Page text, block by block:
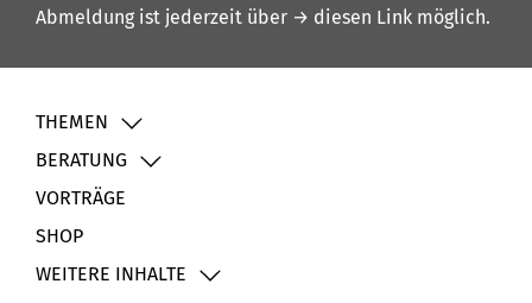
Abmeldung ist jederzeit über → diesen Link möglich.
THEMEN
BERATUNG
VORTRÄGE
SHOP
WEITERE INHALTE